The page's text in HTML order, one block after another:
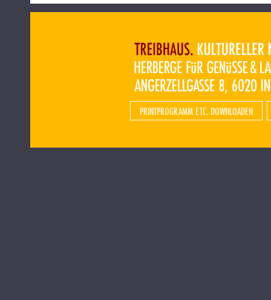
PRINTPROGRAMM ETC. DOWNLOADEN